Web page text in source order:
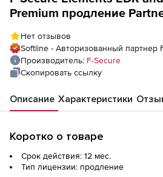
Premium продление
Нет отзывов
Softline - Авторизованный партнер
Производитель: F-Secure
Скопировать ссылку
Описание Характеристики
Коротко о товаре
Срок действия: 12 мес.
Тип лицензии: продление